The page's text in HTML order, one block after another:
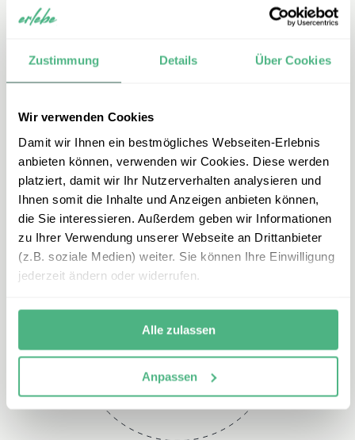
Zustimmung Details Über Cookies
Wir verwenden Cookies
Damit wir Ihnen ein bestmögliches Webseiten-Erlebnis
anbieten können, verwenden wir Cookies. Diese werden
platziert, damit wir Ihr Nutzerverhalten analysieren und
Ihnen somit die Inhalte und Anzeigen anbieten können,
die Sie interessieren. Außerdem geben wir Informationen
zu Ihrer Verwendung unserer Webseite an Drittanbieter
(z.B. soziale Medien) weiter. Sie können Ihre Einwilligung
jederzeit ändern oder widerrufen.
Alle zulassen
Anpassen
E-Mail
laos@erlebe.de
Montag – Freitag:
und nach individueller
Terminvereinbarung